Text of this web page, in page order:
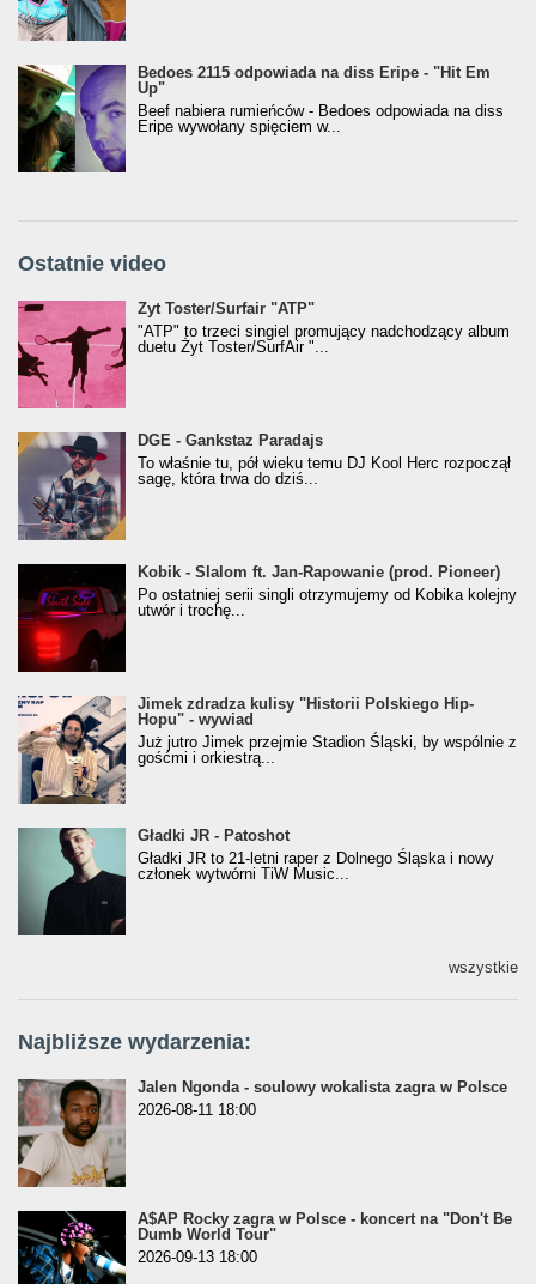
Bedoes 2115 odpowiada na diss Eripe - "Hit Em
Up"
Beef nabiera rumieńców - Bedoes odpowiada na diss
Eripe wywołany spięciem w...
Ostatnie video
Żyt Toster/SurfAir - ATP VIDEO
Żyt Toster/Surfair "ATP"
"ATP" to trzeci singiel promujący nadchodzący album
duetu Żyt Toster/SurfAir "...
donGURALesko z nagrodą za
Klasyczny/Trueschoolowy Album Roku
(Popkillery 2023)
DGE - Gankstaz Paradajs
To właśnie tu, pół wieku temu DJ Kool Herc rozpoczął
sagę, która trwa do dziś...
Kobik - Slalom ft. Jan-Rapowanie (prod. Pioneer)
[Official Music Visualiser]
Kobik - Slalom ft. Jan-Rapowanie (prod. Pioneer)
Po ostatniej serii singli otrzymujemy od Kobika kolejny
utwór i trochę...
Jimek zdradza kulisy "Historii Polskiego Hip-
Hopu" - wywiad
Jimek zdradza kulisy "Historii Polskiego Hip-
Hopu" - wywiad
Już jutro Jimek przejmie Stadion Śląski, by wspólnie z
gośćmi i orkiestrą...
Gładki JR - Patoshot
Gładki JR - Patoshot
Gładki JR to 21-letni raper z Dolnego Śląska i nowy
członek wytwórni TiW Music...
wszystkie
Najbliższe wydarzenia:
Jalen Ngonda - soulowy wokalista zagra w Polsce
2026-08-11 18:00
A$AP Rocky zagra w Polsce - koncert na "Don't Be
Dumb World Tour"
2026-09-13 18:00